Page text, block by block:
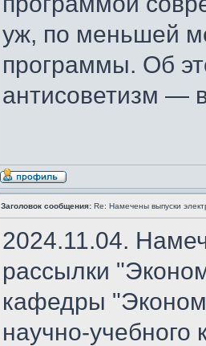
уж, по меньшей
программы. Об
антисоветизм —
Заголовок сообщения: Re: Намечены выпуски
2024.11.04.
рассылки
кафедры
научно-